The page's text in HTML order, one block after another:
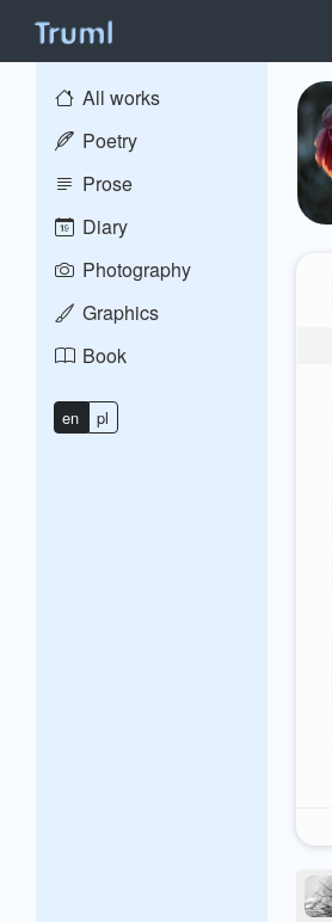
All works
Poetry
Prose
Diary
Photography
Graphics
Book
en pl